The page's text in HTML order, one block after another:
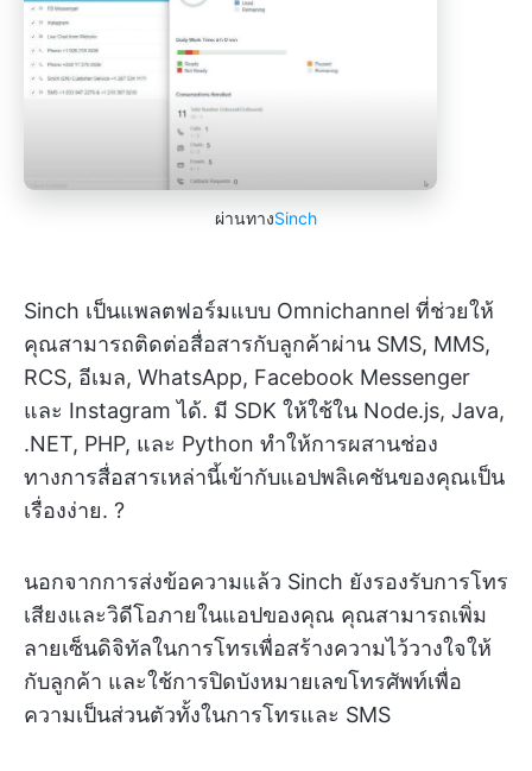
ผ่านทางSinch
Sinch เป็นแพลตฟอร์มแบบ Omnichannel ที่ช่วยให้
คุณสามารถติดต่อสื่อสารกับลูกค้าผ่าน SMS, MMS,
RCS, อีเมล, WhatsApp, Facebook Messenger
และ Instagram ได้. มี SDK ให้ใช้ใน Node.js, Java,
.NET, PHP, และ Python ทำให้การผสานช่อง
ทางการสื่อสารเหล่านี้เข้ากับแอปพลิเคชันของคุณเป็น
เรื่องง่าย. ?
นอกจากการส่งข้อความแล้ว Sinch ยังรองรับการโทร
เสียงและวิดีโอภายในแอปของคุณ คุณสามารถเพิ่ม
ลายเซ็นดิจิทัลในการโทรเพื่อสร้างความไว้วางใจให้
กับลูกค้า และใช้การปิดบังหมายเลขโทรศัพท์เพื่อ
ความเป็นส่วนตัวทั้งในการโทรและ SMS